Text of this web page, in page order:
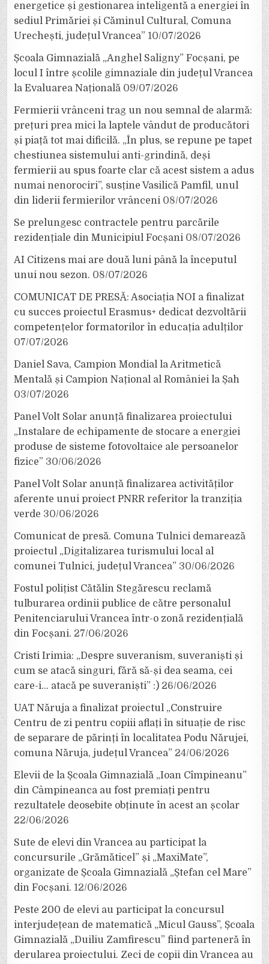
energetice și gestionarea inteligentă a energiei în
sediul Primăriei și Căminul Cultural, Comuna
Urechești, județul Vrancea” 10/07/2026
Școala Gimnazială „Anghel Saligny” Focșani, pe
locul I între școlile gimnaziale din județul Vrancea
la Evaluarea Națională 09/07/2026
Fermierii vrânceni trag un nou semnal de alarmă:
prețuri prea mici la laptele vândut de producători
și piață tot mai dificilă. „În plus, se repune pe tapet
chestiunea sistemului anti-grindină, deși
fermierii au spus foarte clar că acest sistem a adus
numai nenorociri”, susține Vasilică Pamfil, unul
din liderii fermierilor vrânceni 08/07/2026
Se prelungesc contractele pentru parcările
rezidențiale din Municipiul Focșani 08/07/2026
AI Citizens mai are două luni până la începutul
unui nou sezon. 08/07/2026
COMUNICAT DE PRESĂ: Asociația NOI a finalizat
cu succes proiectul Erasmus+ dedicat dezvoltării
competențelor formatorilor în educația adulților
07/07/2026
Daniel Sava, Campion Mondial la Aritmetică
Mentală și Campion Național al României la Șah
03/07/2026
Panel Volt Solar anunță finalizarea proiectului
„Instalare de echipamente de stocare a energiei
produse de sisteme fotovoltaice ale persoanelor
fizice” 30/06/2026
Panel Volt Solar anunță finalizarea activităților
aferente unui proiect PNRR referitor la tranziția
verde 30/06/2026
Comunicat de presă. Comuna Tulnici demarează
proiectul „Digitalizarea turismului local al
comunei Tulnici, județul Vrancea” 30/06/2026
Fostul polițist Cătălin Stegărescu reclamă
tulburarea ordinii publice de către personalul
Penitenciarului Vrancea într-o zonă rezidențială
din Focșani. 27/06/2026
Cristi Irimia: „Despre suveranism, suveraniști și
cum se atacă singuri, fără să-și dea seama, cei
care-i… atacă pe suveraniști” :) 26/06/2026
UAT Năruja a finalizat proiectul „Construire
Centru de zi pentru copiii aflați în situație de risc
de separare de părinți în localitatea Podu Nărujei,
comuna Năruja, județul Vrancea” 24/06/2026
Elevii de la Școala Gimnazială „Ioan Cîmpineanu”
din Câmpineanca au fost premiați pentru
rezultatele deosebite obținute în acest an școlar
22/06/2026
Sute de elevi din Vrancea au participat la
concursurile „Grămăticel” și „MaxiMate”,
organizate de Școala Gimnazială „Ștefan cel Mare”
din Focșani. 12/06/2026
Peste 200 de elevi au participat la concursul
interjudețean de matematică „Micul Gauss”, Școala
Gimnazială „Duiliu Zamfirescu” fiind parteneră în
derularea proiectului. Zeci de copii din Vrancea au